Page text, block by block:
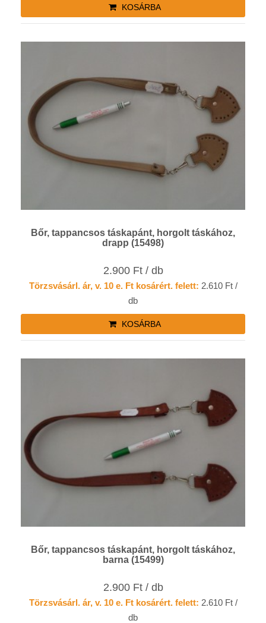
KOSÁRBA
Bőr, tappancsos táskapánt, horgolt táskához,
drapp (15498)
2.900 Ft / db
Törzsvásárl. ár, v. 10 e. Ft kosárért. felett: 2.610 Ft /
db
KOSÁRBA
Bőr, tappancsos táskapánt, horgolt táskához,
barna (15499)
2.900 Ft / db
Törzsvásárl. ár, v. 10 e. Ft kosárért. felett: 2.610 Ft /
db